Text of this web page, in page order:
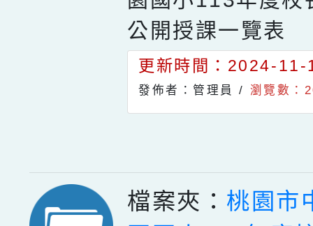
公開授課一覽表
更新時間：2024-
發佈者：管理員 / 瀏覽數：
檔案夾： 桃園市